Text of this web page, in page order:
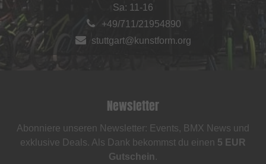
Sa: 11-16
+49/711/21954890
stuttgart@kunstform.org
Newsletter
Abonniere unseren Newsletter: Events, BMX News und
exklusive Deals. Als Dank bekommst du einen 5 EUR
Gutschein.